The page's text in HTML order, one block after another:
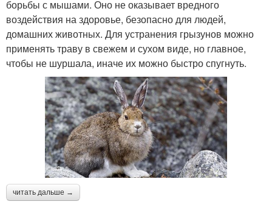
борьбы с мышами. Оно не оказывает вредного
воздействия на здоровье, безопасно для людей,
домашних животных. Для устранения грызунов можно
применять траву в свежем и сухом виде, но главное,
чтобы не шуршала, иначе их можно быстро спугнуть.
читать дальше →